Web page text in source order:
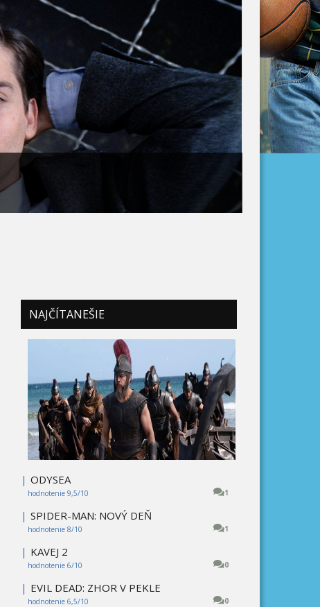
NAJČÍTANEŠIE
| ODYSEA
1
hodnotenie 9,5/10
| SPIDER-MAN: NOVÝ DEŇ
1
hodnotenie 8/10
| KAVEJ 2
0
hodnotenie 6/10
| EVIL DEAD: ZHOR V PEKLE
0
hodnotenie 6,5/10